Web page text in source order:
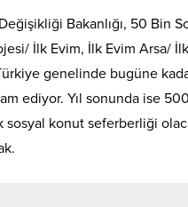
Bakanlığı, 50 Bin
İlk Evim, İlk Evim Arsa/
Türkiye genelinde bugüne
ediyor. Yıl sonunda ise
konut seferberliği